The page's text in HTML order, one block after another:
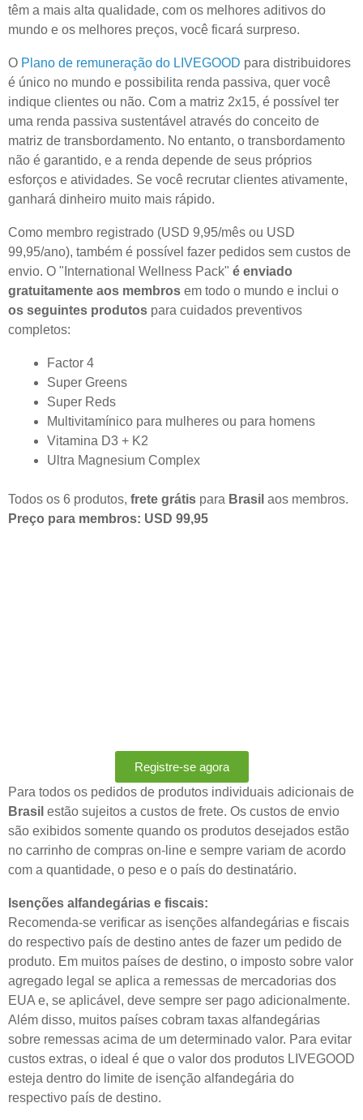
têm a mais alta qualidade, com os melhores aditivos do
mundo e os melhores preços, você ficará surpreso.
O Plano de remuneração do LIVEGOOD para distribuidores
é único no mundo e possibilita renda passiva, quer você
indique clientes ou não. Com a matriz 2x15, é possível ter
uma renda passiva sustentável através do conceito de
matriz de transbordamento. No entanto, o transbordamento
não é garantido, e a renda depende de seus próprios
esforços e atividades. Se você recrutar clientes ativamente,
ganhará dinheiro muito mais rápido.
Como membro registrado (USD 9,95/mês ou USD
99,95/ano), também é possível fazer pedidos sem custos de
envio. O "International Wellness Pack" é enviado
gratuitamente aos membros em todo o mundo e inclui o
os seguintes produtos para cuidados preventivos
completos:
Factor 4
Super Greens
Super Reds
Multivitamínico para mulheres ou para homens
Vitamina D3 + K2
Ultra Magnesium Complex
Todos os 6 produtos, frete grátis para Brasil aos membros.
Preço para membros: USD 99,95
Registre-se agora
Para todos os pedidos de produtos individuais adicionais de
Brasil estão sujeitos a custos de frete. Os custos de envio
são exibidos somente quando os produtos desejados estão
no carrinho de compras on-line e sempre variam de acordo
com a quantidade, o peso e o país do destinatário.
Isenções alfandegárias e fiscais:
Recomenda-se verificar as isenções alfandegárias e fiscais
do respectivo país de destino antes de fazer um pedido de
produto. Em muitos países de destino, o imposto sobre valor
agregado legal se aplica a remessas de mercadorias dos
EUA e, se aplicável, deve sempre ser pago adicionalmente.
Além disso, muitos países cobram taxas alfandegárias
sobre remessas acima de um determinado valor. Para evitar
custos extras, o ideal é que o valor dos produtos LIVEGOOD
esteja dentro do limite de isenção alfandegária do
respectivo país de destino.